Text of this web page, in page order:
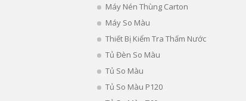
Máy Nén Thùng Carton
Máy So Màu
Thiết Bị Kiểm Tra Thấm Nước
Tủ Đèn So Màu
Tủ So Màu
Tủ So Màu P120